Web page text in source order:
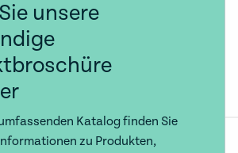
unsere
Katalog finden Sie
zu Produkten,